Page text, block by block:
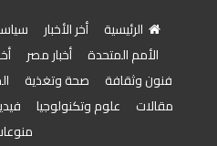
الرئيسية أخر الأخبار
الأمم المتحدة
أخبار مصر
فنون وثقافة
صحة وتغذية
مقالات
علوم وتكنولوجيا